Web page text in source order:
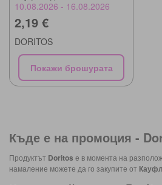
10.08.2026 - 16.08.2026
2,19 €
DORITOS
Покажи брошурата
Къде е на промоция -
Продуктът Doritos е в момента на
намаление можете да го закупите от